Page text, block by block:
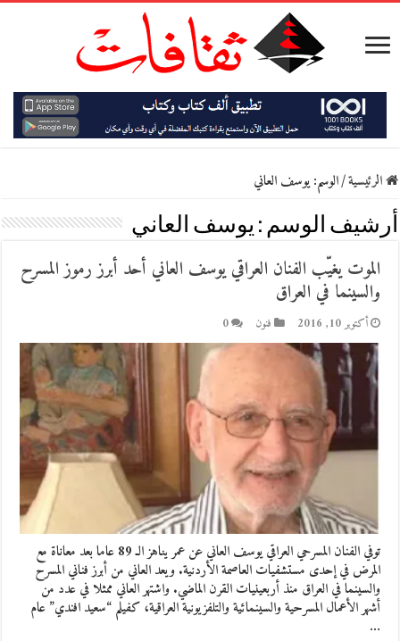
الرئيسية/الوسم:يوسف العاني
أرشيف الوسم : يوسف العاني
الموت يغيّب الفنان العراقي يوسف العاني أحد أبرز رموز المسرح
والسينما في العراق
أكتوبر 10, 2016 فنون 0
توفي الفنان المسرحي العراقي يوسف العاني عن عمر يناهز الـ 89 عاما بعد معاناة مع
المرض في إحدى مستشفيات العاصمة الأردنية. ويعد العاني من أبرز فناني المسرح
والسينما في العراق منذ أربعينيات القرن الماضي. واشتهر العاني ممثلا في عدد من
أشهر الأعمال المسرحية والسينمائية والتلفزيونية العراقية، كفيلم “سعيد افندي” عام
…